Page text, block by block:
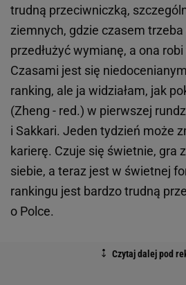
trudną przeciwniczką,
ziemnych, gdzie czasem
przedłużyć wymianę, a ona
Czasami jest się
ranking, ale ja widziałam, jak
(Zheng - red.) w pierwszej
i Sakkari. Jeden tydzień może
karierę. Czuje się świetnie, gra
siebie, a teraz jest w świetnej
rankingu jest bardzo trudną
o Polce.